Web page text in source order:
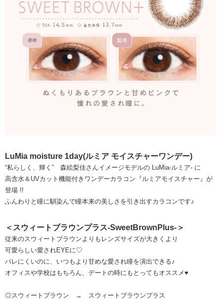
LuMia moisture 1day(ルミア モイスチャーワンデー)
“私らしく、輝く” 森絵梨佳さんイメージモデルの LuMia-ルミア- に
高含水＆UVカット機能付きワンデーカラコン『ルミアモイスチャー』が
登場 !!
ふんわりと瞳に馴染んで瞳本来の美しさを引き出すカラコンです♪
＜スウィートブラウンプラス-SweetBrownPlus-＞
従来のスウィートブラウンよりもレンズサイズが大きくより
可愛らしい愛されEYEに♡
バレにくいのに、いつもより甘めな愛され瞳を演出できる♪
オフィスや学校はもちろん、デートの時にもとってもオススメ♥
◎スウィートブラウン → スウィートブラウンプラス